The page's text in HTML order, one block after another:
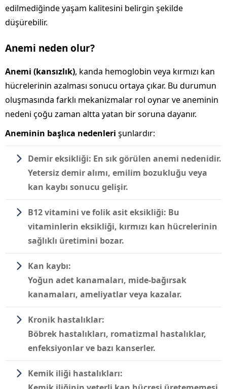
edilmediğinde yaşam kalitesini belirgin şekilde
düşürebilir.
Anemi neden olur?
Anemi (kansızlık), kanda hemoglobin veya kırmızı kan
hücrelerinin azalması sonucu ortaya çıkar. Bu durumun
oluşmasında farklı mekanizmalar rol oynar ve aneminin
nedeni çoğu zaman altta yatan bir soruna dayanır.
Aneminin başlıca nedenleri şunlardır:
Demir eksikliği: En sık görülen anemi nedenidir.
Yetersiz demir alımı, emilim bozukluğu veya
kan kaybı sonucu gelişir.
B12 vitamini ve folik asit eksikliği: Bu
vitaminlerin eksikliği, kırmızı kan hücrelerinin
sağlıklı üretimini bozar.
Kan kaybı:
Yoğun adet kanamaları, mide-bağırsak
kanamaları, ameliyatlar veya kazalar.
Kronik hastalıklar:
Böbrek hastalıkları, romatizmal hastalıklar,
enfeksiyonlar ve bazı kanserler.
Kemik iliği hastalıkları: